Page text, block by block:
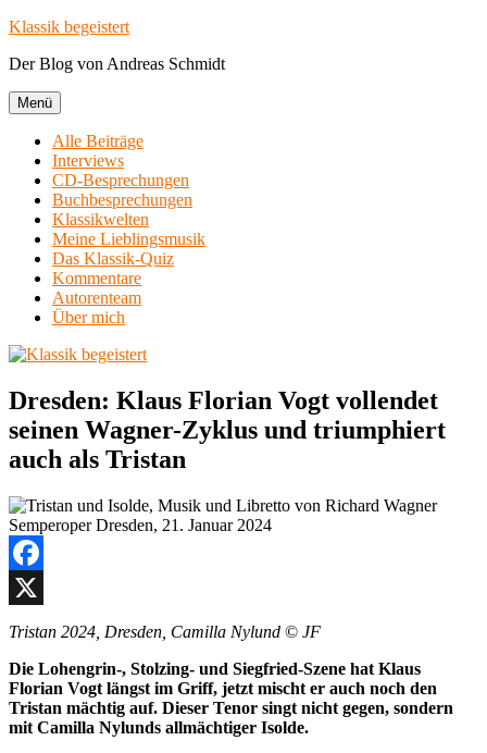
Zum
springen
Klassik begeistert
Der Blog von Andreas Schmidt
Menü
Alle Beiträge
Interviews
CD-Besprechungen
Buchbesprechungen
Klassikwelten
Meine Lieblingsmusik
Das Klassik-Quiz
Kommentare
Autorenteam
Über mich
Dresden: Klaus Florian Vogt vollendet
seinen Wagner-Zyklus und triumphiert
auch als Tristan
Facebook
X
Tristan 2024, Dresden, Camilla Nylund © JF
Die Lohengrin-, Stolzing- und Siegfried-Szene hat Klaus
Florian Vogt längst im Griff, jetzt mischt er auch noch den
Tristan mächtig auf. Dieser Tenor singt nicht gegen, sondern
mit Camilla Nylunds allmächtiger Isolde.